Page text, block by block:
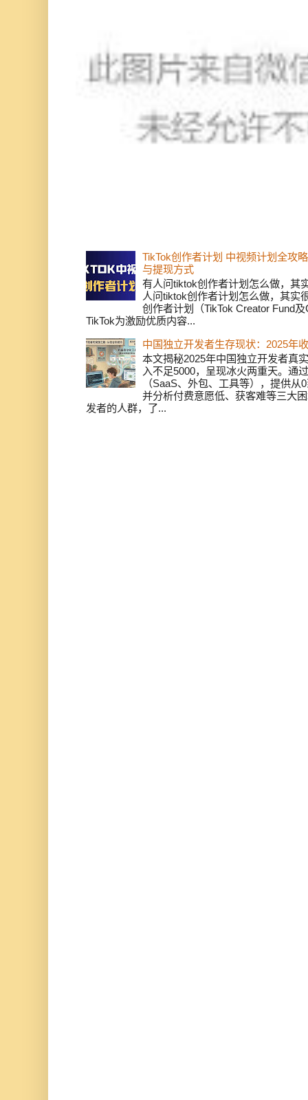
TikTok创作者计划 中视频计划全攻
与提现方式
有人问tiktok创作者计划怎么做，其
人问tiktok创作者计划怎么做，其实
创作者计划（TikTok Creator Fund
TikTok为激励优质内容...
中国独立开发者生存现状：2025年
本文揭秘2025年中国独立开发者真
入不足5000，呈现冰火两重天。通
（SaaS、外包、工具等），提供
并分析付费意愿低、获客难等三大
发者的人群，了...